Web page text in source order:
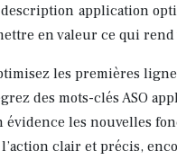
application
en valeur ce qui
les premières
des mots-clés ASO
évidence les nouvelles
clair et précis,